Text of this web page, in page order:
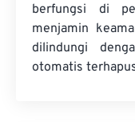
berfungsi di
menjamin
dilindungi
otomatis